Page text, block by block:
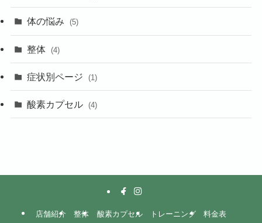
体の悩み (5)
整体 (4)
症状別ページ (1)
酸素カプセル (4)
店舗紹介 整体 酸素カプセル トレーニング 料金表